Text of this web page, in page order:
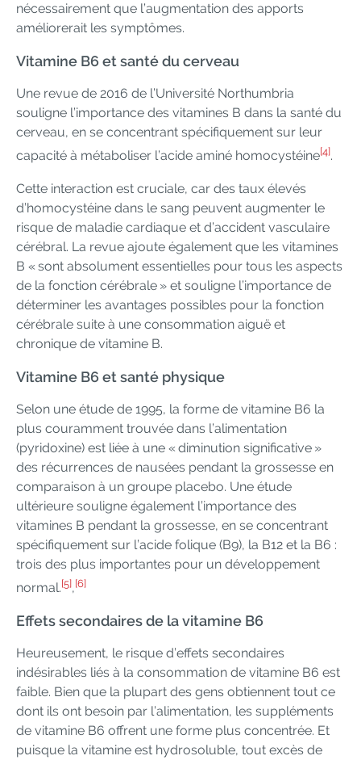
nécessairement que l’augmentation des apports
améliorerait les symptômes.
Vitamine B6 et santé du cerveau
Une revue de 2016 de l’Université Northumbria
souligne l’importance des vitamines B dans la santé du
cerveau, en se concentrant spécifiquement sur leur
capacité à métaboliser l’acide aminé homocystéine[4] .
Cette interaction est cruciale, car des taux élevés
d’homocystéine dans le sang peuvent augmenter le
risque de maladie cardiaque et d’accident vasculaire
cérébral. La revue ajoute également que les vitamines
B « sont absolument essentielles pour tous les aspects
de la fonction cérébrale » et souligne l’importance de
déterminer les avantages possibles pour la fonction
cérébrale suite à une consommation aiguë et
chronique de vitamine B.
Vitamine B6 et santé physique
Selon une étude de 1995, la forme de vitamine B6 la
plus couramment trouvée dans l’alimentation
(pyridoxine) est liée à une « diminution significative »
des récurrences de nausées pendant la grossesse en
comparaison à un groupe placebo. Une étude
ultérieure souligne également l’importance des
vitamines B pendant la grossesse, en se concentrant
spécifiquement sur l’acide folique (B9), la B12 et la B6 :
trois des plus importantes pour un développement
normal.[5],[6]
Effets secondaires de la vitamine B6
Heureusement, le risque d’effets secondaires
indésirables liés à la consommation de vitamine B6 est
faible. Bien que la plupart des gens obtiennent tout ce
dont ils ont besoin par l’alimentation, les suppléments
de vitamine B6 offrent une forme plus concentrée. Et
puisque la vitamine est hydrosoluble, tout excès de